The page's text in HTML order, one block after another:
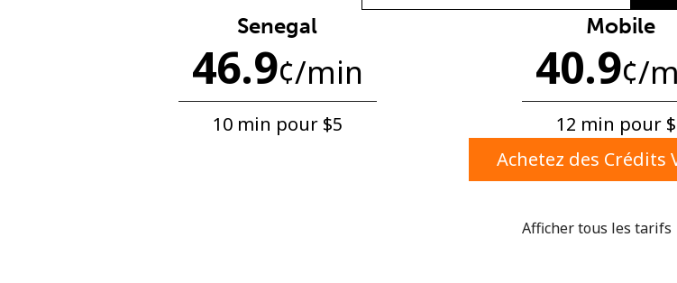
Aucun
8 caractères minimum
Une lettre majuscule et une lettre
Un caractère spécial
Senegal
46.9¢/min
10 min pour ⁦$5⁩
Mobile
40.9¢/
12 min pour
Achetez des Crédits
Afficher tous les